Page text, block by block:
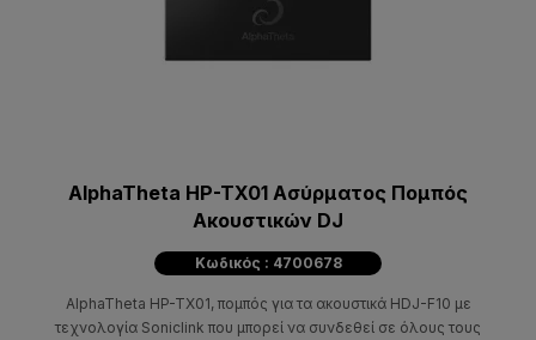
AlphaTheta HP-TX01 Ασύρματος Πομπός
Ακουστικών DJ
Κωδικός : 4700678
AlphaTheta HP-TX01, πομπός για τα ακουστικά HDJ-F10 με
τεχνολογία Soniclink που μπορεί να συνδεθεί σε όλους τους